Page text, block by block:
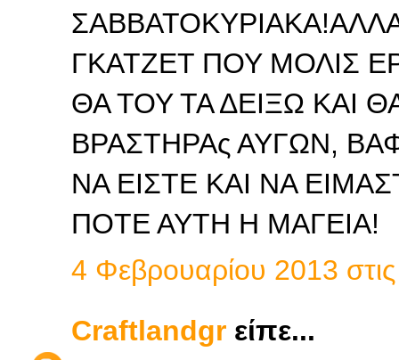
ΓΚΑΤΖΕΤ ΠΟΥ ΜΟΛΙΣ
ΘΑ ΤΟΥ ΤΑ ΔΕΙΞΩ ΚΑΙ
ΒΡΑΣΤΗΡΑς ΑΥΓΩΝ,
ΝΑ ΕΙΣΤΕ ΚΑΙ ΝΑ
ΠΟΤΕ ΑΥΤΗ Η ΜΑΓΕΙΑ!
4 Φεβρουαρίου 2013
Craftlandgr είπε...